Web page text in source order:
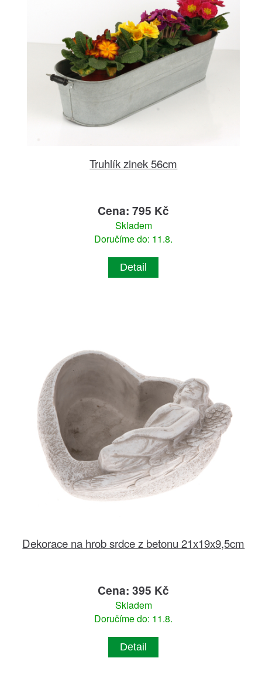
Truhlík zinek 56cm
Cena: 795 Kč
Skladem
Doručíme do: 11.8.
Detail
Dekorace na hrob srdce z betonu 21x19x9,5cm
Cena: 395 Kč
Skladem
Doručíme do: 11.8.
Detail